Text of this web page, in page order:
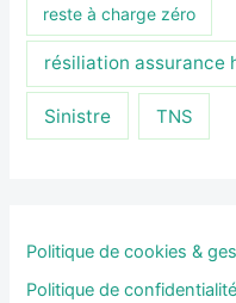
reste à charge zéro
résiliation assurance
Sinistre TNS
Politique de cookies &
Politique de confidentialité